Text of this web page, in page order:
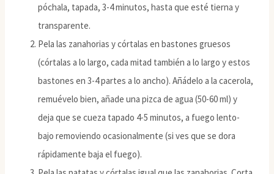
póchala, tapada, 3-4 minutos, hasta que esté tierna y
transparente.
Pela las zanahorias y córtalas en bastones gruesos
(córtalas a lo largo, cada mitad también a lo largo y estos
bastones en 3-4 partes a lo ancho). Añádelo a la cacerola,
remuévelo bien, añade una pizca de agua (50-60 ml) y
deja que se cueza tapado 4-5 minutos, a fuego lento-
bajo removiendo ocasionalmente (si ves que se dora
rápidamente baja el fuego).